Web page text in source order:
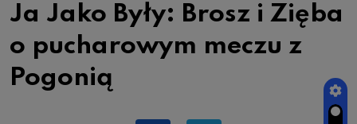
Ja Jako Były: Brosz i Zięba
o pucharowym meczu z
Pogonią